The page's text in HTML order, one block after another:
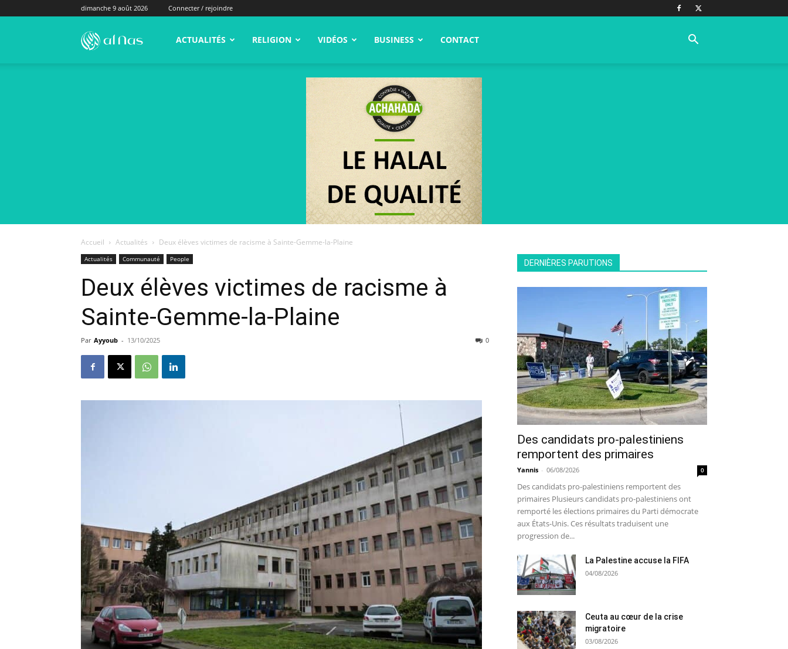
dimanche 9 août 2026 Connecter / rejoindre
alNas.fr ACTUALITÉS RELIGION VIDÉOS BUSINESS CONTACT
Accueil Actualités Deux élèves victimes de racisme à Sainte-Gemme-la-Plaine
Actualités Communauté People
Deux élèves victimes de racisme à
Sainte-Gemme-la-Plaine
Par Ayyoub - 13/10/2025 0
DERNIÈRES PARUTIONS
Des candidats pro-palestiniens
remportent des primaires
Yannis - 06/08/2026 0
Des candidats pro-palestiniens remportent des
primaires Plusieurs candidats pro-palestiniens ont
remporté les élections primaires du Parti démocrate
aux États-Unis. Ces résultats traduisent une
progression de...
La Palestine accuse la FIFA
04/08/2026
Ceuta au cœur de la crise
migratoire
03/08/2026